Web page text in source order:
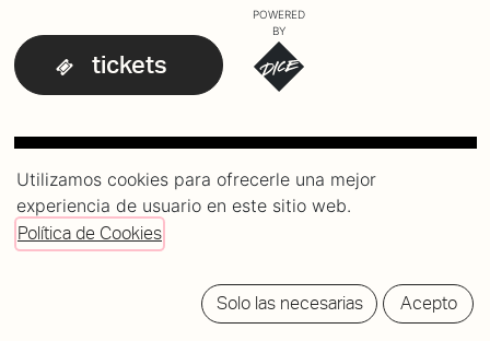
tickets
POWERED
BY
Utilizamos cookies para ofrecerle una mejor
experiencia de usuario en este sitio web.
Política de Cookies
Solo las necesarias Acepto